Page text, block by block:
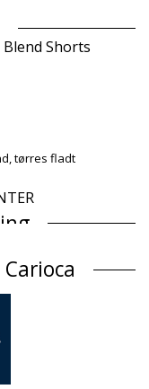
Shorts
tørres fladt
er ikke